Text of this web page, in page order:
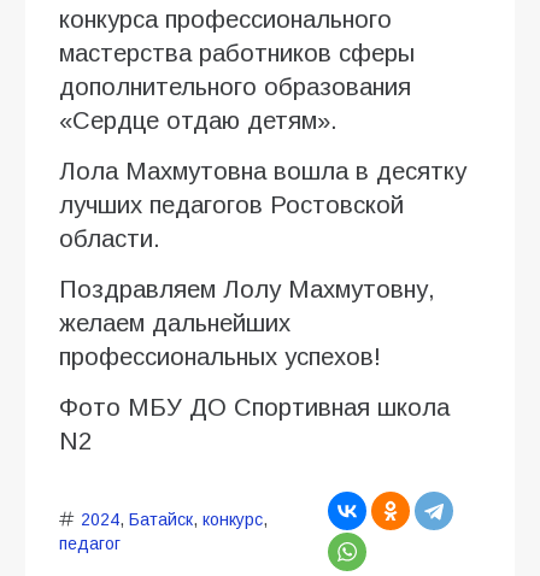
конкурса профессионального
мастерства работников сферы
дополнительного образования
«Сердце отдаю детям».
Лола Махмутовна вошла в десятку
лучших педагогов Ростовской
области.
Поздравляем Лолу Махмутовну,
желаем дальнейших
профессиональных успехов!
Фото МБУ ДО Спортивная школа
N2
2024, Батайск, конкурс,
педагог